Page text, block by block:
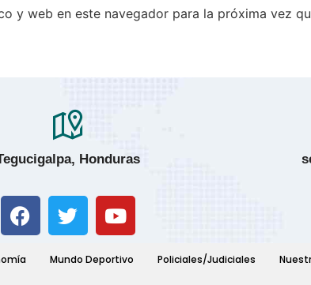
y web en este navegador para la próxima vez
Honduras
Mundo Deportivo Policiales/Judiciales